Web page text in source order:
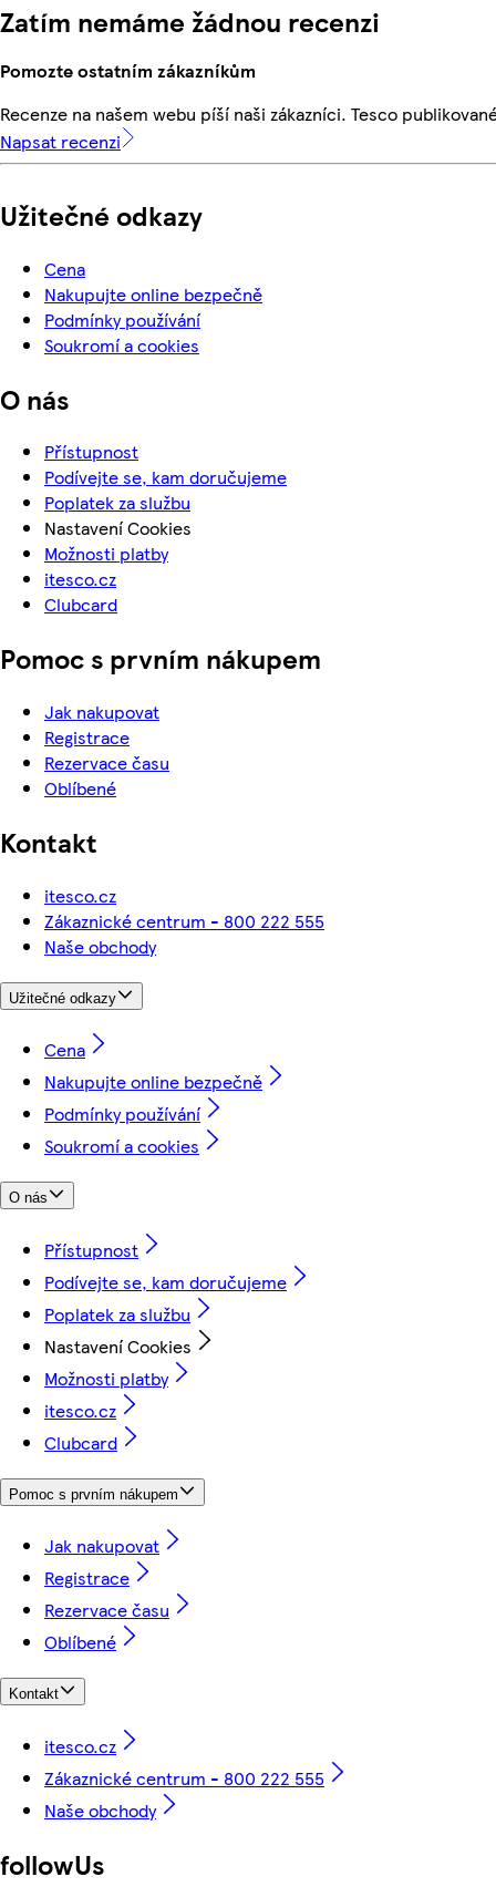
Zatím nemáme žádnou recenzi
Pomozte ostatním zákazníkům
Recenze na našem webu píší naši zákazníci. Tesco
Napsat recenzi
Užitečné odkazy
Cena
Nakupujte online bezpečně
Podmínky používání
Soukromí a cookies
O nás
Přístupnost
Podívejte se, kam doručujeme
Poplatek za službu
Nastavení Cookies
Možnosti platby
itesco.cz
Clubcard
Pomoc s prvním nákupem
Jak nakupovat
Registrace
Rezervace času
Oblíbené
Kontakt
itesco.cz
Zákaznické centrum - 800 222 555
Naše obchody
Užitečné odkazy
Cena
Nakupujte online bezpečně
Podmínky používání
Soukromí a cookies
O nás
Přístupnost
Podívejte se, kam doručujeme
Poplatek za službu
Nastavení Cookies
Možnosti platby
itesco.cz
Clubcard
Pomoc s prvním nákupem
Jak nakupovat
Registrace
Rezervace času
Oblíbené
Kontakt
itesco.cz
Zákaznické centrum - 800 222 555
Naše obchody
followUs